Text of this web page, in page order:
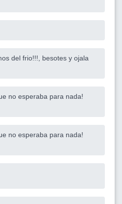
del frio!!!, besotes y ojala
no esperaba para nada!
no esperaba para nada!